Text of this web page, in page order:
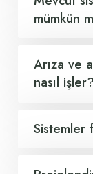
mümkün
Arıza ve
nasıl işler?
Sistemler